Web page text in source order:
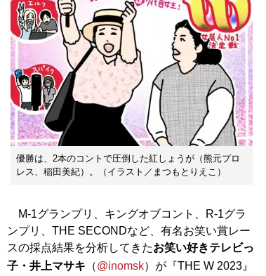
優勝は、2本のコントで圧倒した紅しょうが（熊元プロ
レス、稲田美紀）。（イラスト／まつもとりえこ）
M-1グランプリ、キングオブコント、R-1グラ
ンプリ、THE SECONDなど、有名お笑い賞レー
スの採点結果を分析してきたお笑い好きテレビっ
子・井上マサキ （@inomsk）が『THE W 2023』